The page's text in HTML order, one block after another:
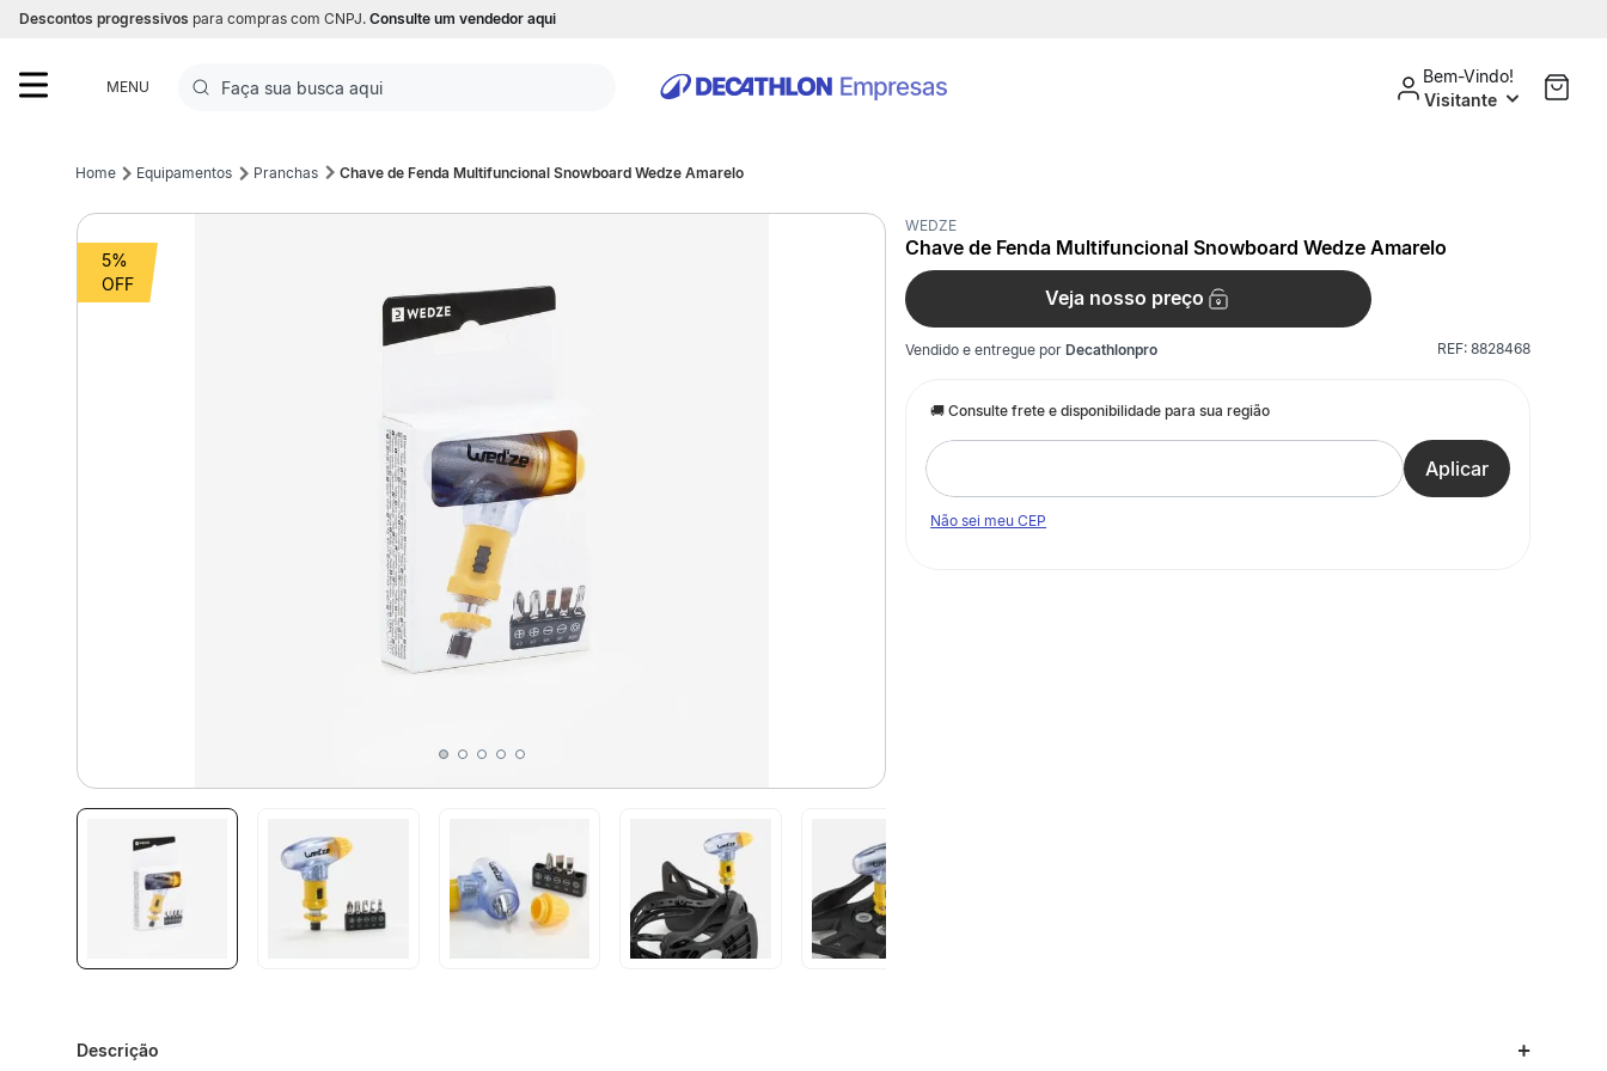
Descontos progressivos para compras com CNPJ. Consulte um vendedor aqui
MENU
Faça sua busca aqui
1ºFutebol
Bem-Vindo!
Visitante
Equipamentos Pranchas Chave de Fenda Multifuncional Snowboard Wedze Amarelo
5%
WEDZE
Chave de Fenda Multifuncional Snowboard Wedze Amarelo
Veja nosso preço
Vendido e entregue porDecathlonpro REF: 8828468
Não sei meu CEP
Descrição